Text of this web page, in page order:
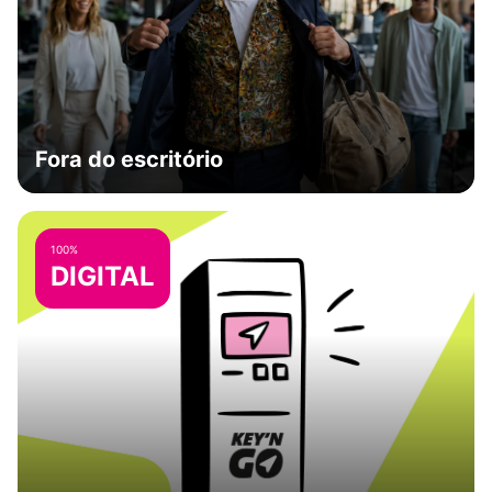
Fora do escritório
100%
DIGITAL